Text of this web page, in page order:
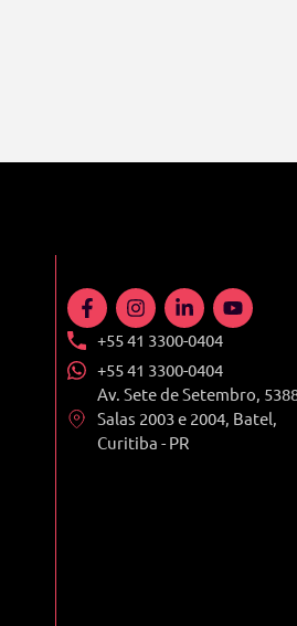
+55 41 3300-0404
+55 41 3300-0404
Av. Sete de Setembro,
Salas 2003 e 2004, Batel,
Curitiba - PR